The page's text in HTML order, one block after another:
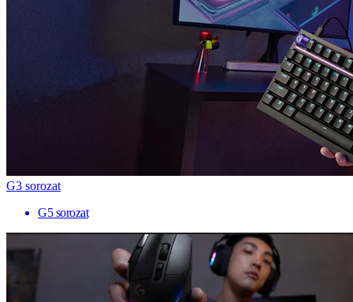
G3 sorozat
G5 sorozat